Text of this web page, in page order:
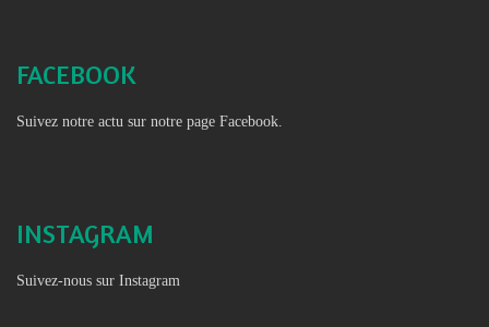
FACEBOOK
Suivez notre actu sur notre page Facebook.
INSTAGRAM
Suivez-nous sur Instagram